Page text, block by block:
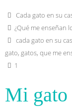
t
s
A
p
e
g
r
a
m
e
b
o
o
Cada gato en su
¿Qué me enseñan
cada gato en su
gato, gatos, que me
1
Mi